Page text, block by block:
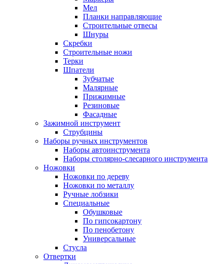
Мел
Планки направляющие
Строительные отвесы
Шнуры
Скребки
Строительные ножи
Терки
Шпатели
Зубчатые
Малярные
Прижимные
Резиновые
Фасадные
Зажимной инструмент
Струбцины
Наборы ручных инструментов
Наборы автоинструмента
Наборы столярно-слесарного инструмента
Ножовки
Ножовки по дереву
Ножовки по металлу
Ручные лобзики
Специальные
Обушковые
По гипсокартону
По пенобетону
Универсальные
Стусла
Отвертки